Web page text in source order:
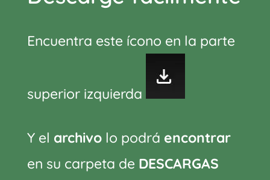
Encuentra este ícono en la parte
superior izquierda
Y el archivolo podrá encontrar
en su carpeta de DESCARGAS